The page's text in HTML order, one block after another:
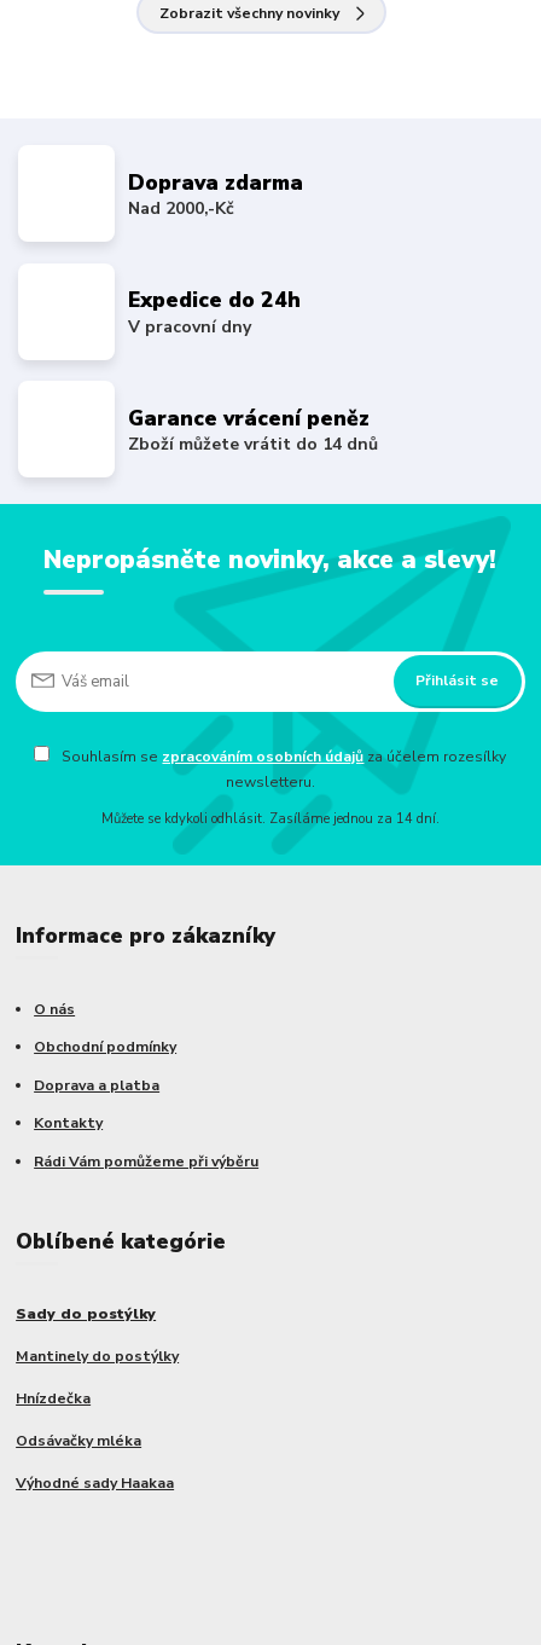
Zobrazit všechny novinky
Doprava zdarma
Nad 2000,-Kč
Expedice do 24h
V pracovní dny
Garance vrácení peněz
Zboží můžete vrátit do 14 dnů
Nepropásněte novinky, akce a slevy!
Přihlásit se
Souhlasím se zpracováním osobních údajů za účelem rozesílky
newsletteru.
Můžete se kdykoli odhlásit. Zasíláme jednou za 14 dní.
Informace pro zákazníky
O nás
Obchodní podmínky
Doprava a platba
Kontakty
Rádi Vám pomůžeme při výběru
Oblíbené kategórie
Sady do postýlky
Mantinely do postýlky
Hnízdečka
Odsávačky mléka
Výhodné sady Haakaa